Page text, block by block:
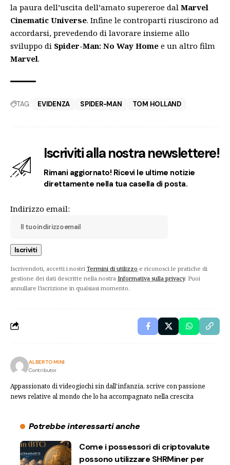
la paura dell’uscita dell’amato supereroe dal Marvel
Cinematic Universe. Infine le controparti riuscirono ad
accordarsi, prevedendo di lavorare insieme allo
sviluppo di Spider-Man: No Way Home e un altro film
Marvel.
TAG: EVIDENZA SPIDER-MAN TOM HOLLAND
Iscriviti alla nostra newslettere!
Rimani aggiornato! Ricevi le ultime notizie
direttamente nella tua casella di posta.
Indirizzo email:
Iscrivendoti, accetti i nostri Termini di utilizzo e riconosci le pratiche di
gestione dei dati descritte nella nostra Informativa sulla privacy. Puoi
annullare l'iscrizione in qualsiasi momento.
ALBERTO MINI
Contributor
Appassionato di videogiochi sin dall'infanzia, scrive con passione
news relative al mondo che lo ha accompagnato nella crescita
Potrebbe interessarti anche
Come i possessori di criptovalute
possono utilizzare SHRMiner per